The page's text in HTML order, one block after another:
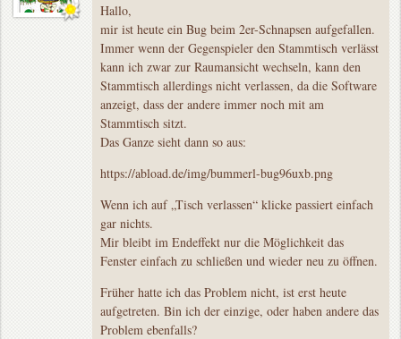
Hallo,
mir ist heute ein Bug beim 2er-Schnapsen aufgefallen.
Immer wenn der Gegenspieler den Stammtisch verlässt
kann ich zwar zur Raumansicht wechseln, kann den
Stammtisch allerdings nicht verlassen, da die Software
anzeigt, dass der andere immer noch mit am
Stammtisch sitzt.
Das Ganze sieht dann so aus:
https://abload.de/img/bummerl-bug96uxb.png
Wenn ich auf „Tisch verlassen“ klicke passiert einfach
gar nichts.
Mir bleibt im Endeffekt nur die Möglichkeit das
Fenster einfach zu schließen und wieder neu zu öffnen.
Früher hatte ich das Problem nicht, ist erst heute
aufgetreten. Bin ich der einzige, oder haben andere das
Problem ebenfalls?